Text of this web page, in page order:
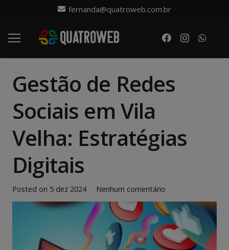
fernanda@quatroweb.com.br
Gestão de Redes
Sociais em Vila
Velha: Estratégias
Digitais
Posted on 5 dez 2024 Nenhum comentário